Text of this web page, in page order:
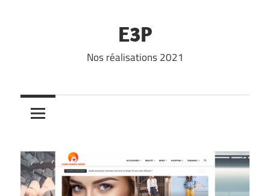
E3P
Nos réalisations 2021